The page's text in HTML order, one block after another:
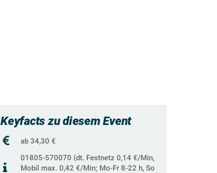
Keyfacts zu diesem Event
ab 34,30 €
01805-570070 (dt. Festnetz 0,14 €/Min,
Mobil max. 0,42 €/Min; Mo-Fr 8-22 h, So